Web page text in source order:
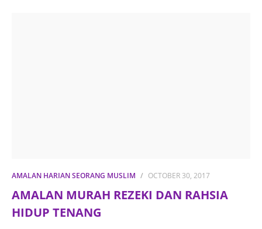
AMALAN HARIAN SEORANG MUSLIM OCTOBER 30, 2017
AMALAN MURAH REZEKI DAN RAHSIA
HIDUP TENANG